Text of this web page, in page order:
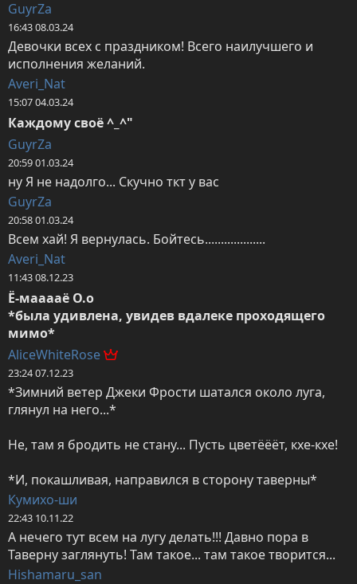
GuyrZa
16:43 08.03.24
Девочки всех с праздником! Всего наилучшего и
исполнения желаний.
Averi_Nat
15:07 04.03.24
Каждому своё ^_^"
GuyrZa
20:59 01.03.24
ну Я не надолго... Скучно ткт у вас
GuyrZa
20:58 01.03.24
Всем хай! Я вернулась. Бойтесь...................
Averi_Nat
11:43 08.12.23
Ё-мааааё О.о
*была удивлена, увидев вдалеке проходящего
мимо*
AliceWhiteRose
23:24 07.12.23
*Зимний ветер Джеки Фрости шатался около луга,
глянул на него...*
Не, там я бродить не стану... Пусть цветёёёт, кхе-кхе!
*И, покашливая, направился в сторону таверны*
Кумихо-ши
22:43 10.11.22
А нечего тут всем на лугу делать!!! Давно пора в
Таверну заглянуть! Там такое... там такое творится...
Hishamaru_san